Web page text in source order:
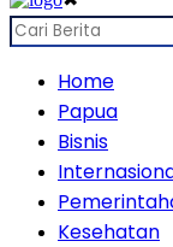
Home
Papua
Bisnis
Kesehatan